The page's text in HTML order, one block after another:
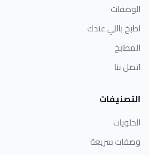
الوصفات
اطبخ باللي عندك
المطابخ
اتصل بنا
التصنيفات
الحلويات
وصفات سريعة